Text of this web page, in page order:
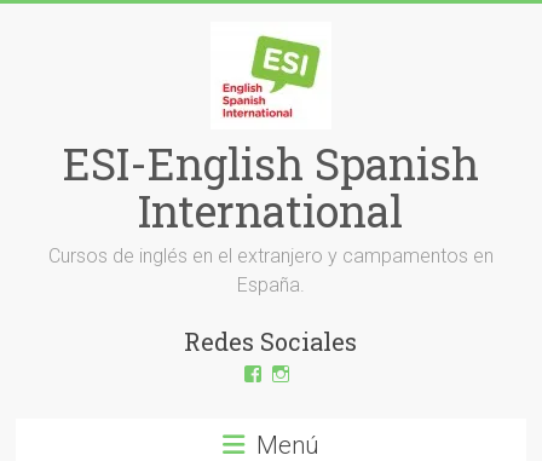
ESI-English Spanish
International
Cursos de inglés en el extranjero y campamentos en
España.
Redes Sociales
Ver
English-
Ver
en
Menú